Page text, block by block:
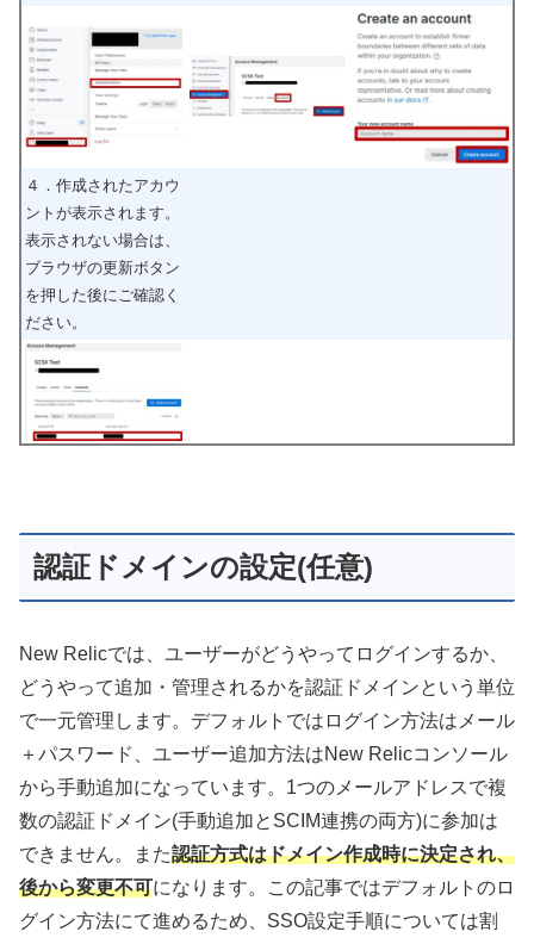
４．作成されたアカウ
ントが表示されます。
表示されない場合は、
ブラウザの更新ボタン
を押した後にご確認く
ださい。
認証ドメインの設定(任意)
New Relicでは、ユーザーがどうやってログインするか、
どうやって追加・管理されるかを認証ドメインという単位
で一元管理します。デフォルトではログイン方法はメール
＋パスワード、ユーザー追加方法はNew Relicコンソール
から手動追加になっています。1つのメールアドレスで複
数の認証ドメイン(手動追加とSCIM連携の両方)に参加は
できません。また認証方式はドメイン作成時に決定され、
後から変更不可になります。この記事ではデフォルトのロ
グイン方法にて進めるため、SSO設定手順については割